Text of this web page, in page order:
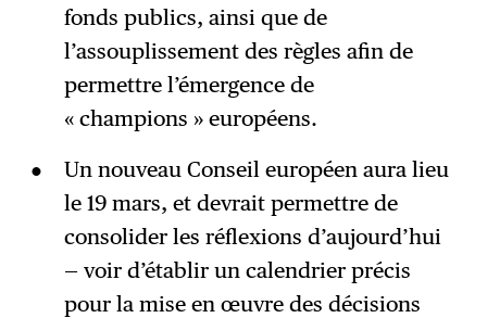
fonds publics, ainsi que de
l’assouplissement des règles afin de
permettre l’émergence de
« champions » européens.
Un nouveau Conseil européen aura lieu
le 19 mars, et devrait permettre de
consolider les réflexions d’aujourd’hui
— voir d’établir un calendrier précis
pour la mise en œuvre des décisions